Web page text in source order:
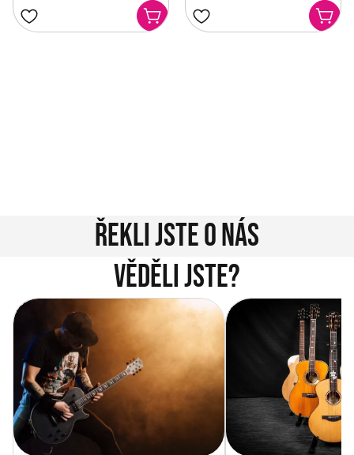
Řekli jste o nás
Věděli jste?
Vítejte na novém e-shopu Music
City
Jak vybrat